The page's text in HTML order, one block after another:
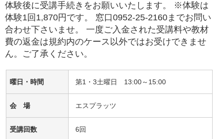
体験後に受講手続きをお願いいたします。 ※体験は
体験1回1,870円です。 窓口0952-25-2160までお問い
合わせ下さいませ。 一度ご入金された受講料や教材
費の返金は規約内のケース以外ではお受けできませ
ん。ご了承ください。
曜日・時間 第1・3土曜日 13:00～15:00
会 場 エスプラッツ
受講回数 6回